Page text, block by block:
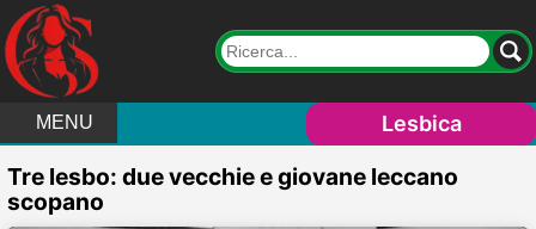
MENU Lesbica
Tre lesbo: due vecchie e giovane leccano
scopano